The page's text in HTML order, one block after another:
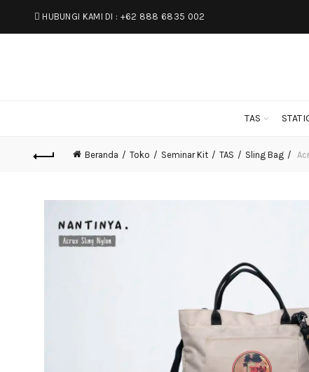
HUBUNGI KAMI DI : +62 888 6835 002
TAS
Beranda Toko Seminar Kit TAS Sling Bag